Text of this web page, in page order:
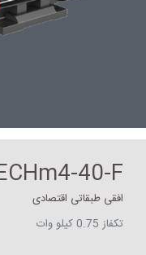
40-F
افقی طبقاتی اقتصادی
تکفاز 0.75 کیلو وات